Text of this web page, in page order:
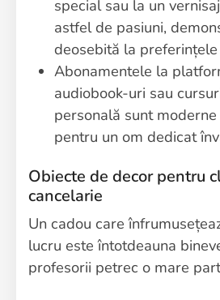
special sau la un
astfel de pasiuni,
deosebită la preferințele
Abonamentele la
audiobook-uri sau
personală sunt
pentru un om dedicat
Obiecte de decor pentru
cancelarie
Un cadou care
lucru este întotdeauna
profesorii petrec o mare